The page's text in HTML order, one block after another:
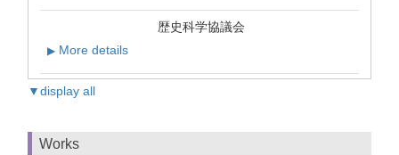
歴史科学協議会
▶ More details
▼display all
Works